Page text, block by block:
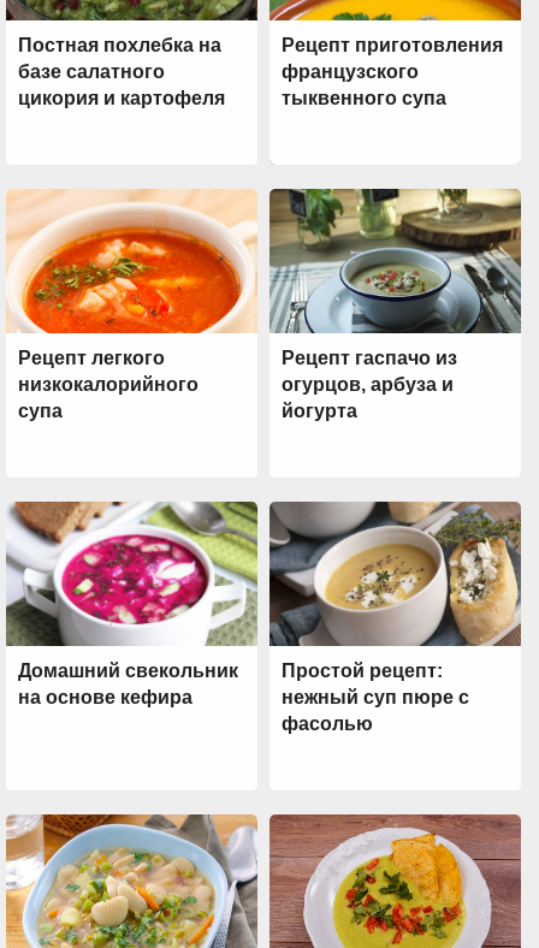
Постная похлебка на
базе салатного
цикория и картофеля
Рецепт приготовления
французского
тыквенного супа
Рецепт легкого
низкокалорийного
супа
Рецепт гаспачо из
огурцов, арбуза и
йогурта
Домашний свекольник
на основе кефира
Простой рецепт:
нежный суп пюре с
фасолью